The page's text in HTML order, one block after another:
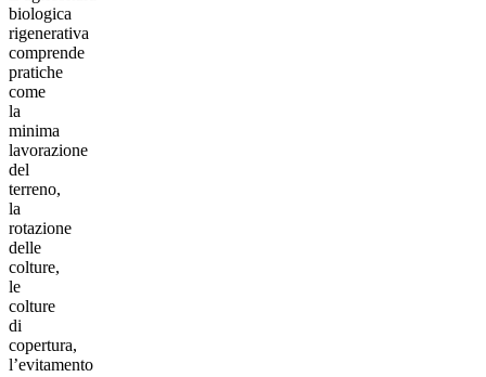
biologica
rigenerativa
comprende
pratiche
come
la
minima
lavorazione
del
terreno,
la
rotazione
delle
colture,
le
colture
di
copertura,
l’evitamento